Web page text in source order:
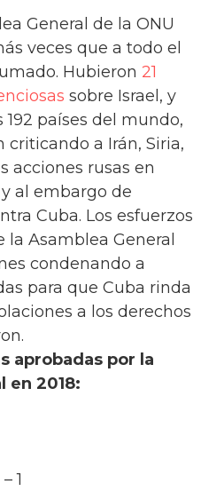
General de la ONU
veces que a todo el
Hubieron 21
sobre Israel, y
192 países del mundo,
criticando a Irán, Siria,
acciones rusas en
al embargo de
Cuba. Los esfuerzos
la Asamblea General
condenando a
para que Cuba rinda
a los derechos
aprobadas por la
en 2018:
1